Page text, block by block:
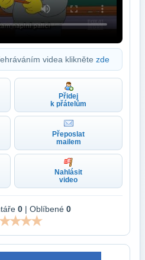
videa klikněte zde
Přidej
k přátelům
Přeposlat
mailem
Nahlásit
video
0 | Oblíbené 0